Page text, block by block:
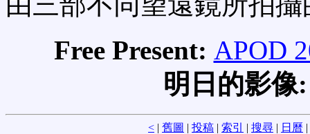
Free Present: APOD
明日的影
< | 舊圖 | 投稿 | 索引 | 搜尋 | 日曆 |